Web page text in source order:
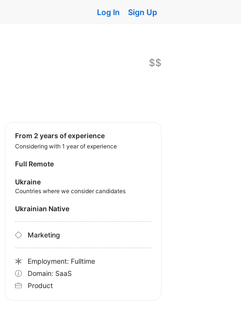
Log In Sign Up
$$
from 2 years of experience
Considering with 1 year of experience
Full Remote
Ukraine
Countries where we consider candidates
Ukrainian Native
Marketing
Employment: Fulltime
Domain: SaaS
Product